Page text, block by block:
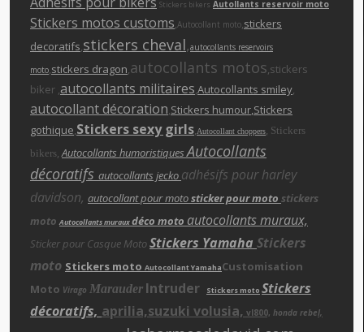
Stickers bikers Autollants reservoir moto
Stickers motos customs Autocollant moto stickers
decoratifs stickers cheval,autocollants reservoirs
moto stickers dragon autocollants motos ,stickers
biker , autocollants militaires Autocollants smiley
autocollant décoration Stickers humour ,Stickers
gothique Stickers sexy girls Autocollant choppers
Stickers
bikers Autocollants humoristiquesAutocollants
décoratifs autocollants jecko adhésifs pour harley
davidson, autocollant pour motosticker pour moto stickers
moto Autocollants murauxdéco moto autocollants muraux,
Sticker pour Casque MotoStickers Yamaha Stickers
moto Stickers moto Autocollant YamahaCustomisation
Moto Virago Marauder Intruder Stickers moto Stickers
décoratifs, aprilia,suzuki volusia, vl800, honda rebel,